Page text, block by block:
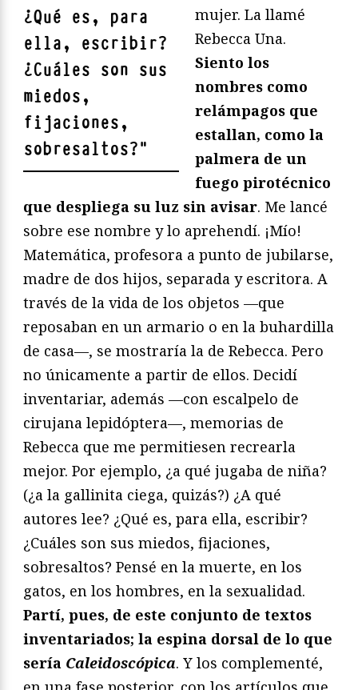
¿Qué es, para
ella, escribir?
¿Cuáles son sus
miedos,
fijaciones,
sobresaltos?"
mujer. La llamé
Rebecca Una.
Siento los
nombres como
relámpagos que
estallan, como la
palmera de un
fuego pirotécnico
que despliega su luz sin avisar. Me lancé
sobre ese nombre y lo aprehendí. ¡Mío!
Matemática, profesora a punto de jubilarse,
madre de dos hijos, separada y escritora. A
través de la vida de los objetos —que
reposaban en un armario o en la buhardilla
de casa—, se mostraría la de Rebecca. Pero
no únicamente a partir de ellos. Decidí
inventariar, además —con escalpelo de
cirujana lepidóptera—, memorias de
Rebecca que me permitiesen recrearla
mejor. Por ejemplo, ¿a qué jugaba de niña?
(¿a la gallinita ciega, quizás?) ¿A qué
autores lee? ¿Qué es, para ella, escribir?
¿Cuáles son sus miedos, fijaciones,
sobresaltos? Pensé en la muerte, en los
gatos, en los hombres, en la sexualidad.
Partí, pues, de este conjunto de textos
inventariados; la espina dorsal de lo que
sería Caleidoscópica. Y los complementé,